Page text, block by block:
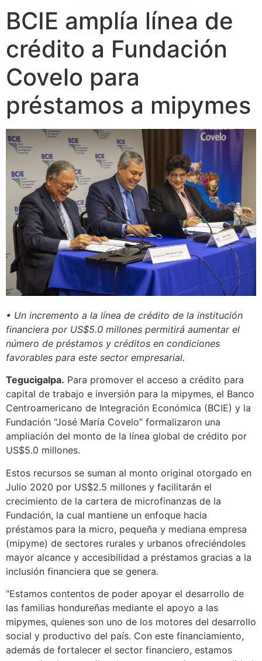
BCIE amplía línea de
crédito a Fundación
Covelo para
préstamos a mipymes
• Un incremento a la línea de crédito de la institución
financiera por US$5.0 millones permitirá aumentar el
número de préstamos y créditos en condiciones
favorables para este sector empresarial.
Tegucigalpa. Para promover el acceso a crédito para
capital de trabajo e inversión para la mipymes, el Banco
Centroamericano de Integración Económica (BCIE) y la
Fundación “José María Covelo” formalizaron una
ampliación del monto de la línea global de crédito por
US$5.0 millones.
Estos recursos se suman al monto original otorgado en
Julio 2020 por US$2.5 millones y facilitarán el
crecimiento de la cartera de microfinanzas de la
Fundación, la cual mantiene un enfoque hacia
préstamos para la micro, pequeña y mediana empresa
(mipyme) de sectores rurales y urbanos ofreciéndoles
mayor alcance y accesibilidad a préstamos gracias a la
inclusión financiera que se genera.
“Estamos contentos de poder apoyar el desarrollo de
las familias hondureñas mediante el apoyo a las
mipymes, quienes son uno de los motores del desarrollo
social y productivo del país. Con este financiamiento,
además de fortalecer el sector financiero, estamos